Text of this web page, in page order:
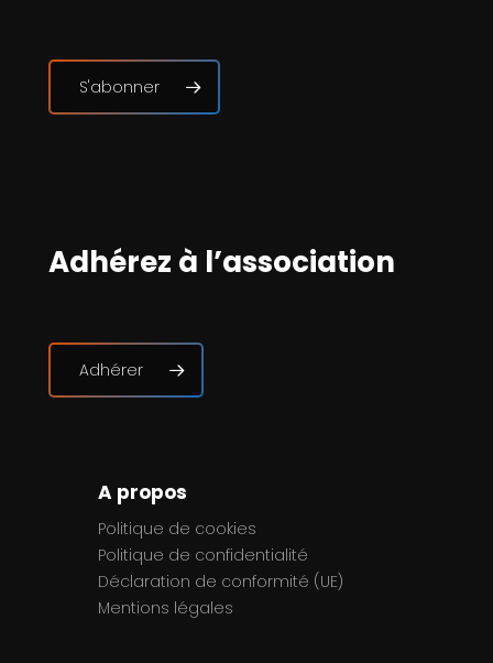
S'abonner
Adhérez à l’association
Adhérer
A propos
Politique de cookies
Politique de confidentialité
Déclaration de conformité (UE)
Mentions légales